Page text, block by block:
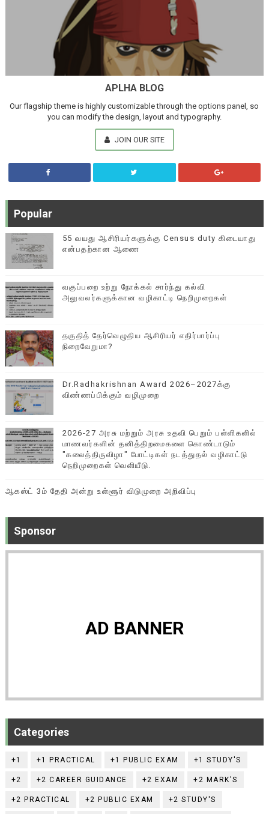
APLHA BLOG
Our flagship theme is highly customizable through the options panel, so
you can modify the design, layout and typography.
JOIN OUR SITE
Popular
55 வயது ஆசிரியர்களுக்கு Census duty கிடையாது
என்பதற்கான ஆணை
வகுப்பறை உற்று நோக்கல் சார்ந்து கல்வி
அலுவலர்களுக்கான வழிகாட்டி நெறிமுறைகள்
தகுதித் தேர்வெழுதிய ஆசிரியர் எதிர்பார்ப்பு
நிறைவேறுமா?
Dr.Radhakrishnan Award 2026–2027க்கு
விண்ணப்பிக்கும் வழிமுறை
2026-27 அரசு மற்றும் அரசு உதவி பெறும் பள்ளிகளில்
மாணவர்களின் தனித்திறமைகளை கொண்டாடும்
"கலைத்திருவிழா" போட்டிகள் நடத்துதல் வழிகாட்டு
நெறிமுறைகள் வெளியீடு.
ஆகஸ்ட் 3ம் தேதி அன்று உள்ளூர் விடுமுறை அறிவிப்பு
Sponsor
AD BANNER
Categories
+1 +1 PRACTICAL +1 PUBLIC EXAM +1 STUDY'S
+2 +2 CAREER GUIDANCE +2 EXAM +2 MARK'S
+2 PRACTICAL +2 PUBLIC EXAM +2 STUDY'S